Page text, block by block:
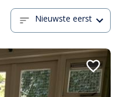
Nieuwste eerst